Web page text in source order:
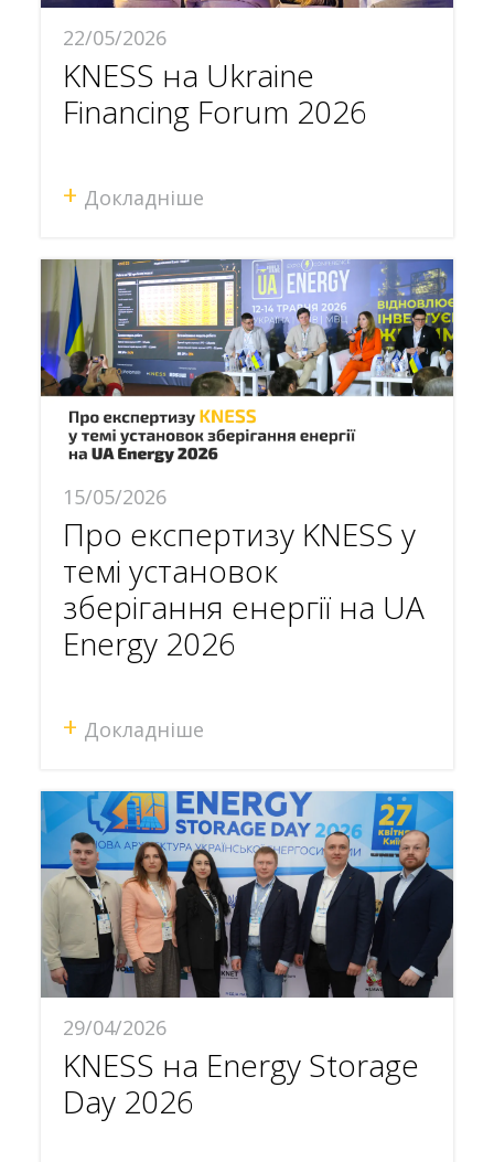
22/05/2026
KNESS на Ukraine
Financing Forum 2026
+ Докладніше
15/05/2026
Про експертизу KNESS у
темі установок
зберігання енергії на UA
Energy 2026
+ Докладніше
29/04/2026
KNESS на Energy Storage
Day 2026